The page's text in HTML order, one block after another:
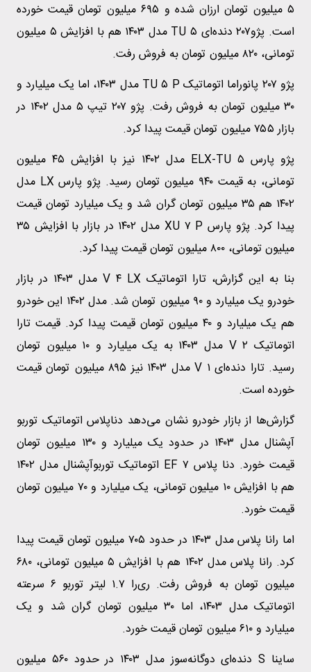
۵ میلیون تومان ارزان شده و ۶۹۵ میلیون تومان قیمت خورده
است. پژو۲۰۷ دنده‌ای TU ۵ مدل ۱۴۰۳ هم با افزایش ۵ میلیون
تومانی، ۸۲۰ میلیون تومان به فروش رفت.
پژو ۲۰۷ پانوراما اتوماتیک TU ۵ P مدل ۱۴۰۳، اما یک میلیارد و
۳۰ میلیون تومان به فروش رفت. پژو ۲۰۷ تیپ ۵ مدل ۱۴۰۲ در
بازار ۷۵۵ میلیون تومان قیمت پیدا کرد.
پژو پارس ELX-TU ۵ مدل ۱۴۰۲ نیز با افزایش ۴۵ میلیون
تومانی، به قیمت ۹۴۰ میلیون تومان رسید. پژو پارس LX مدل
۱۴۰۲ هم ۳۵ میلیون تومان گران شد و یک میلیارد تومان قیمت
پیدا کرد. پژو پارس XU ۷ P مدل ۱۴۰۲ در بازار با افزایش ۳۵
میلیون تومانی، ۸۰۰ میلیون تومان قیمت پیدا کرد.
بنا به این گزارش، تارا اتوماتیک V ۴ LX مدل ۱۴۰۳ در بازار
خودرو یک میلیارد و ۹۰ میلیون تومان شد. مدل ۱۴۰۲ این خودرو
هم یک میلیارد و ۴۰ میلیون تومان قیمت پیدا کرد. قیمت تارا
اتوماتیک V ۲ مدل ۱۴۰۳ به یک میلیارد و ۱۰ میلیون تومان
رسید. تارا دنده‌ای V ۱ مدل ۱۴۰۳ نیز ۸۹۵ میلیون تومان قیمت
خورده است.
گزارش‌ها از بازار خودرو نشان می‌دهد دناپلاس اتوماتیک توربو
آپشنال مدل ۱۴۰۳ در حدود یک میلیارد و ۱۳۰ میلیون تومان
قیمت خورد. دنا پلاس EF ۷ اتوماتیک توربوآپشنال مدل ۱۴۰۲
هم با افزایش ۱۰ میلیون تومانی، یک میلیارد و ۷۰ میلیون تومان
قیمت خورد.
اما رانا پلاس مدل ۱۴۰۳ در حدود ۷۰۵ میلیون تومان قیمت پیدا
کرد. رانا پلاس مدل ۱۴۰۲ هم با افزایش ۵ میلیون تومانی، ۶۸۰
میلیون تومان به فروش رفت. ری‌را ۱.۷ لیتر توربو ۶ سرعته
اتوماتیک مدل ۱۴۰۳، اما ۳۰ میلیون تومان گران شد و یک
میلیارد و ۶۱۰ میلیون تومان قیمت خورد.
ساینا S دنده‌ای دوگانه‌سوز مدل ۱۴۰۳ در حدود ۵۶۰ میلیون